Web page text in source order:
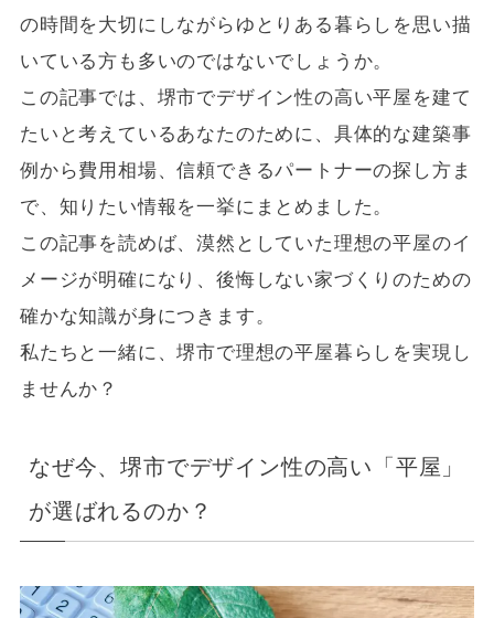
の時間を大切にしながらゆとりある暮らしを思い描
いている方も多いのではないでしょうか。
この記事では、堺市でデザイン性の高い平屋を建て
たいと考えているあなたのために、具体的な建築事
例から費用相場、信頼できるパートナーの探し方ま
で、知りたい情報を一挙にまとめました。
この記事を読めば、漠然としていた理想の平屋のイ
メージが明確になり、後悔しない家づくりのための
確かな知識が身につきます。
私たちと一緒に、堺市で理想の平屋暮らしを実現し
ませんか？
なぜ今、堺市でデザイン性の高い「平屋」
が選ばれるのか？